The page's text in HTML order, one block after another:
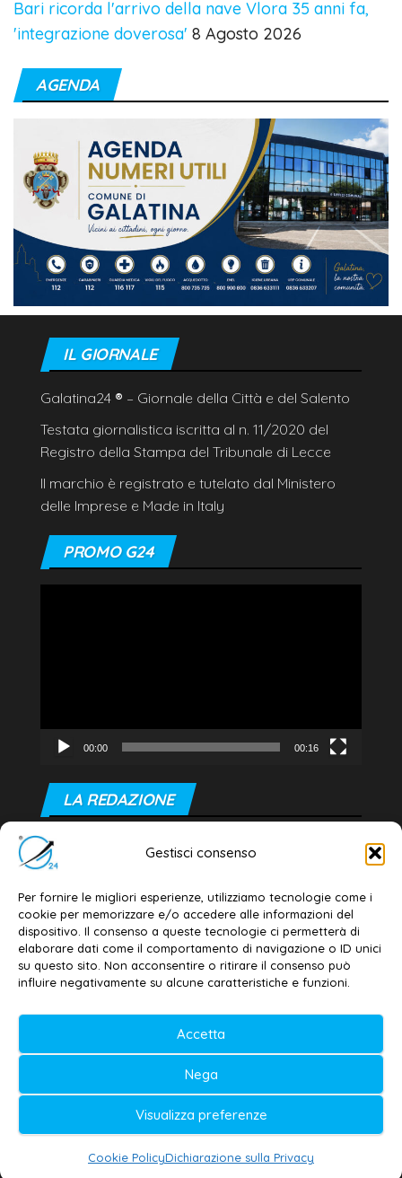
Gestisci consenso
Per fornire le migliori esperienze, utilizziamo tecnologie come i
cookie per memorizzare e/o accedere alle informazioni del
dispositivo. Il consenso a queste tecnologie ci permetterà di
elaborare dati come il comportamento di navigazione o ID unici
su questo sito. Non acconsentire o ritirare il consenso può
influire negativamente su alcune caratteristiche e funzioni.
Accetta
Nega
Visualizza preferenze
Cookie PolicyDichiarazione sulla Privacy
Bari ricorda l'arrivo della nave Vlora 35 anni fa,
'integrazione doverosa' 8 Agosto 2026
AGENDA
IL GIORNALE
Galatina24 ® – Giornale della Città e del Salento
Testata giornalistica iscritta al n. 11/2020 del
Registro della Stampa del Tribunale di Lecce
Il marchio è registrato e tutelato dal Ministero
delle Imprese e Made in Italy
PROMO G24
00:00 00:16
LA REDAZIONE
Editore e direttore responsabile:
Dott. Daniele G. Masciullo
Email: redazione@galatina24.it
Contatti –Disclaimer
Privacy policy –Cookie policy
Testata iscritta al n. 11/2020 Registro della
Stampa Tribunale di Lecce
Editore e direttore responsabile:
Daniele G. Masciullo